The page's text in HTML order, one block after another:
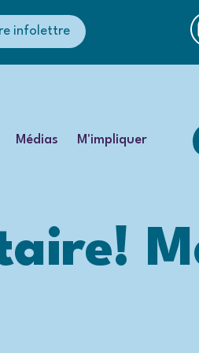
infolettre
Médias M'impliquer